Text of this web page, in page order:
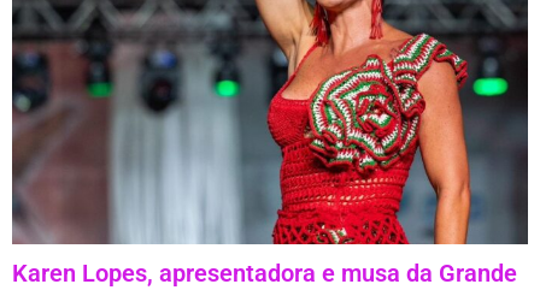
Karen Lopes, apresentadora e musa da Grande